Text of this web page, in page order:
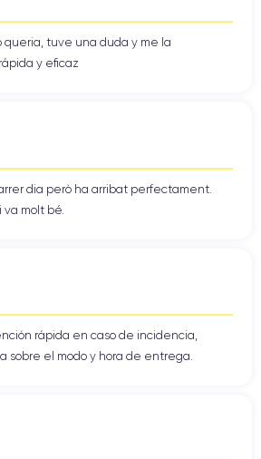
queria, tuve una duda y me la
y eficaz
dia però ha arribat perfectament.
molt bé.
rápida en caso de incidencia,
sobre el modo y hora de entrega.